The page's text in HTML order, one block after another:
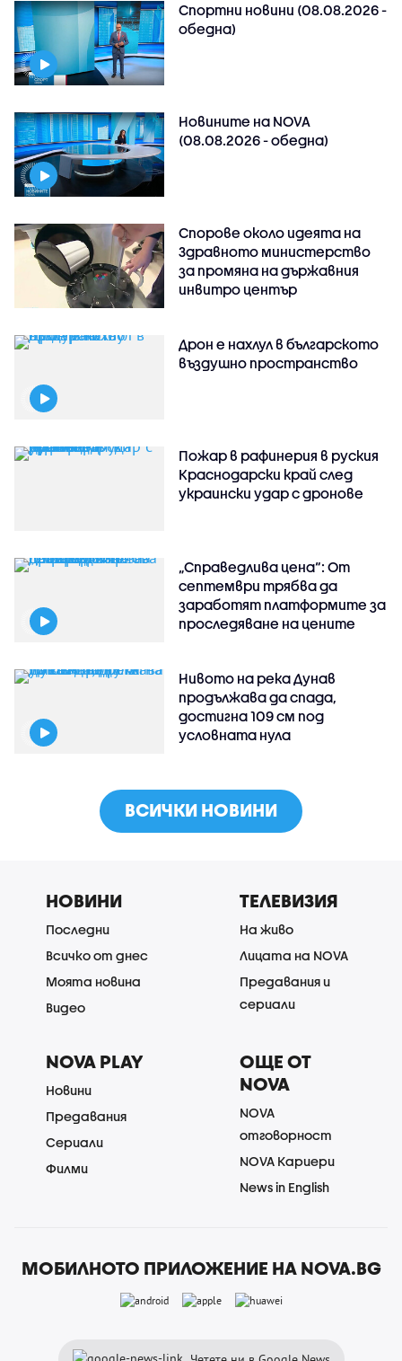
Спортни новини (08.08.2026 -
обедна)
Новините на NOVA
(08.08.2026 - обедна)
Спорове около идеята на
Здравното министерство
за промяна на държавния
инвитро център
Дрон е нахлул в българското
въздушно пространство
Пожар в рафинерия в руския
Краснодарски край след
украински удар с дронове
„Справедлива цена“: От
септември трябва да
заработят платформите за
проследяване на цените
Нивото на река Дунав
продължава да спада,
достигна 109 см под
условната нула
ВСИЧКИ НОВИНИ
НОВИНИ
Последни
Всичко от днес
Моята новина
Видео
ТЕЛЕВИЗИЯ
На живо
Лицата на NOVA
Предавания и
сериали
NOVA PLAY
Новини
Предавания
Сериали
Филми
ОЩЕ ОТ
NOVA
NOVA
отговорност
NOVA Кариери
News in English
МОБИЛНОТО ПРИЛОЖЕНИЕ НА NOVA.BG